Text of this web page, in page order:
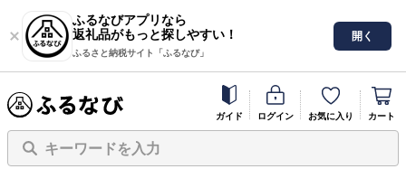
ふるなびアプリなら
返礼品がもっと探しやすい！
ふるさと納税サイト「ふるなび」
開く
ガイド ログイン お気に入り カート
キーワードを入力